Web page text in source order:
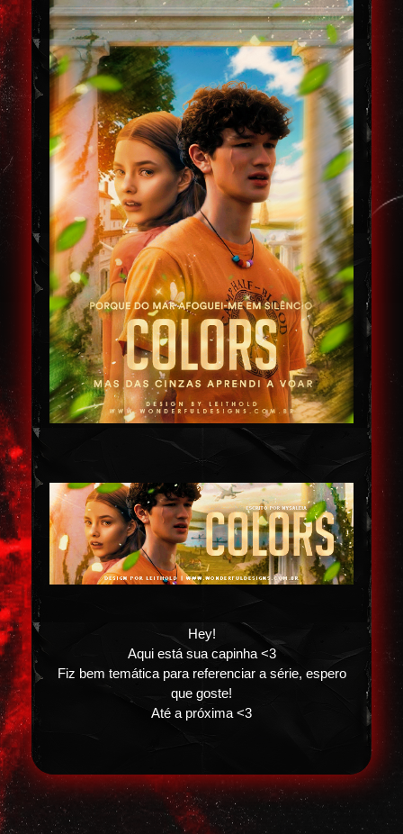
Hey!
Aqui está sua capinha <3
Fiz bem temática para referenciar a série, espero
que goste!
Até a próxima <3